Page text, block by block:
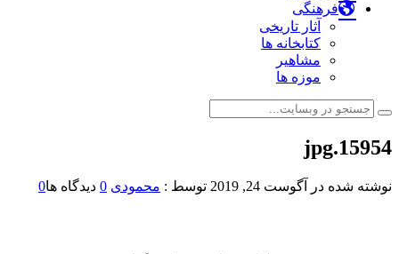
فرهنگی
آثار تاریخی
کتابخانه ها
مشاهیر
موزه ها
15954.jpg
نوشته شده در آگوست 24, 2019 توسط : محمودی 0 دیدگاه ها0